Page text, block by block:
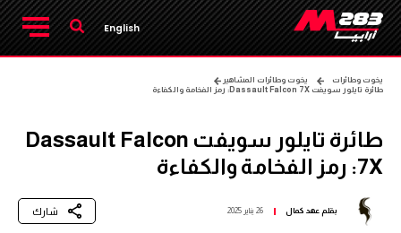
English
يخوت وطائرات
يخوت وطائرات المشاهير
طائرة تايلور سويفت Dassault Falcon 7X: رمز الفخامة والكفاءة
طائرة تايلور سويفت Dassault Falcon
7X: رمز الفخامة والكفاءة
بقلمعهد كمال 26 يناير 2025 شارك